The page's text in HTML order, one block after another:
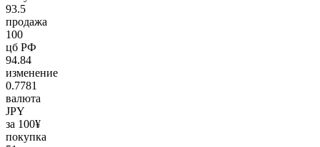
93.5
продажа
100
цб РФ
94.84
изменение
0.7781
валюта
JPY
за 100¥
покупка